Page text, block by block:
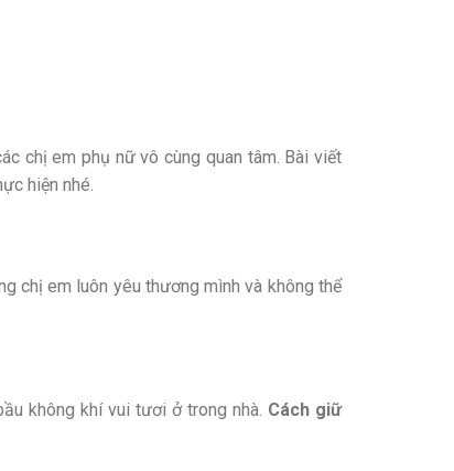
chị em phụ nữ vô cùng quan tâm. Bài viết
hiện nhé.
chị em luôn yêu thương mình và không thể
không khí vui tươi ở trong nhà. Cách giữ